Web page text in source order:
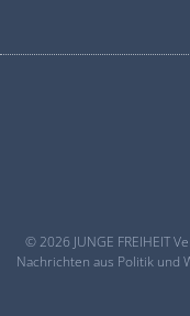
© 2026 JUNGE FREIHEIT
Nachrichten aus Politik und